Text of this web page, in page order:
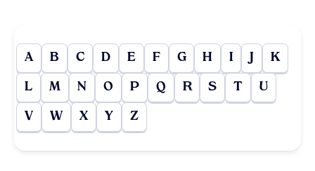
A B C D E F G H I J K
L M N O P Q R S T U
V W X Y Z